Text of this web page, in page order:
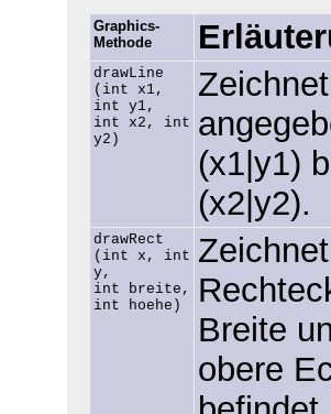
Graphics-
Methode
drawLine
(int x1,
int y1,
int x2, int
y2)
(x1|y1)
(x2|y2).
drawRect
(int x, int
y,
int breite,
int hoehe)
Breite
obere